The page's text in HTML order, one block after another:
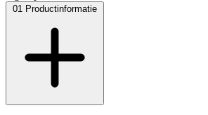
01 Productinformatie